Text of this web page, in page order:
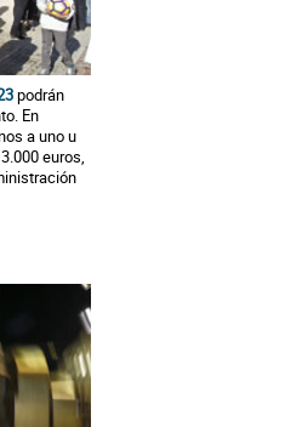
podrán
En
a uno u
euros,